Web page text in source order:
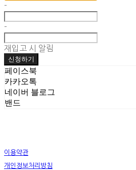
-
-
재입고 시 알림
신청하기
페이스북
카카오톡
네이버 블로그
밴드
이용약관
개인정보처리방침